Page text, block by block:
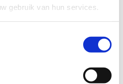
gebruik van hun services.
C7.17
Amsterdam